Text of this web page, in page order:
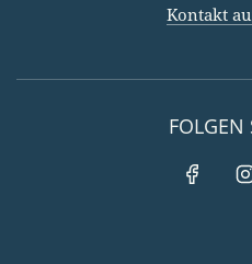
Kontakt
FOLGEN